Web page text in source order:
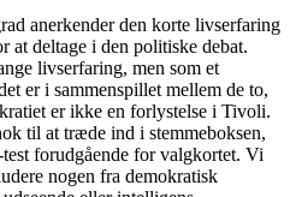
anerkender den korte livserfaring
at deltage i den politiske debat.
livserfaring, men som et
er i sammenspillet mellem de to,
er ikke en forlystelse i Tivoli.
til at træde ind i stemmeboksen,
forudgående for valgkortet. Vi
nogen fra demokratisk